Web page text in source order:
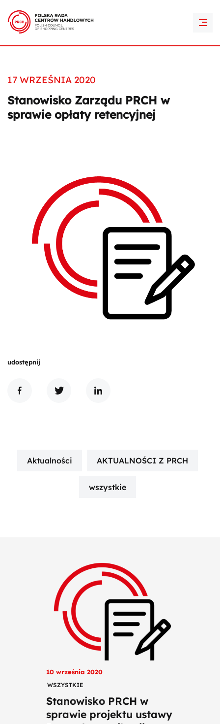
17 WRZEŚNIA 2020
Stanowisko Zarządu PRCH w
sprawie opłaty retencyjnej
udostępnij
Aktualności AKTUALNOŚCI Z PRCH
wszystkie
10 września 2020
WSZYSTKIE
Stanowisko PRCH w
sprawie projektu ustawy